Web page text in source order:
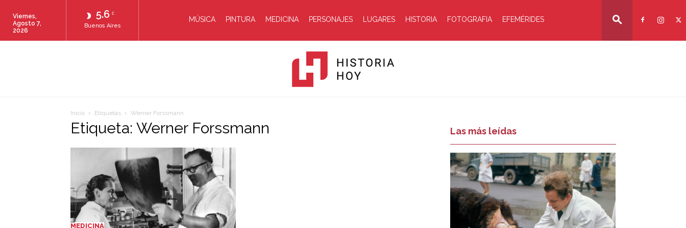
5.6 C
Buenos Aires
Viernes,
Agosto 7,
2026
MÚSICA PINTURA MEDICINA PERSONAJES LUGARES HISTORIA FOTOGRAFIA EFEMÉRIDES
Inicio Etiquetas Werner Forssmann
Etiqueta: Werner Forssmann
MEDICINA
Las más leídas